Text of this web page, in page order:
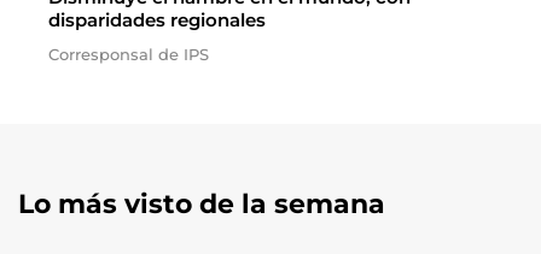
disparidades regionales
Corresponsal de IPS
Lo más visto de la semana